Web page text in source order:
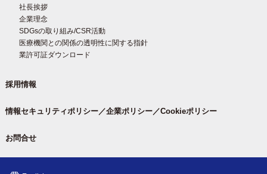
社長挨拶
企業理念
SDGsの取り組み/CSR活動
医療機関との関係の透明性に関する指針
業許可証ダウンロード
採用情報
情報セキュリティポリシー／企業ポリシー／Cookieポリシー
お問合せ